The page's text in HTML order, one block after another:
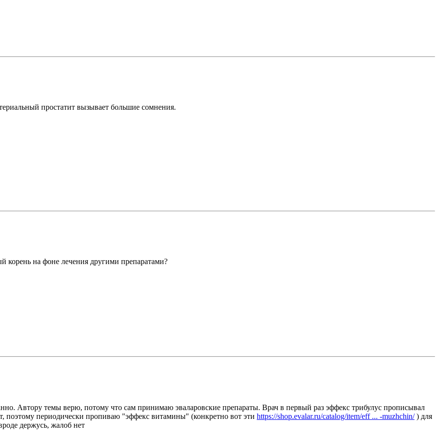
простатит вызывает большие сомнения.
корень на фоне лечения другими препаратами?
Автору темы верю, потому что сам принимаю эваларовские препараты. Врач в первый раз эффекс трибулус прописывал
поэтому периодически пропиваю "эффекс витамины" (конкретно вот эти https://shop.evalar.ru/catalog/item/eff ... -muzhchin/) для
держусь, жалоб нет